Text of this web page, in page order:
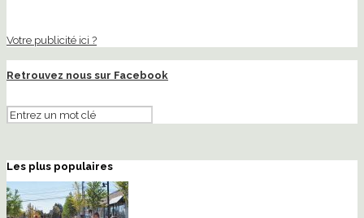
Votre publicité ici ?
Retrouvez nous sur Facebook
Les plus populaires